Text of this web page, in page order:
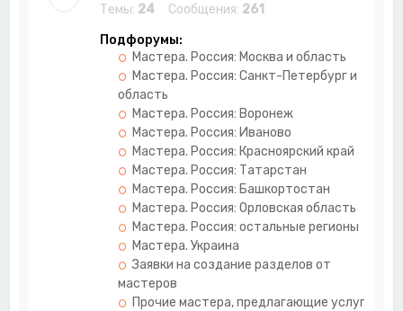
Темы: 24 Сообщения: 261
Подфорумы:
Мастера. Россия: Москва и область
Мастера. Россия: Санкт-Петербург и
область
Мастера. Россия: Воронеж
Мастера. Россия: Иваново
Мастера. Россия: Красноярский край
Мастера. Россия: Татарстан
Мастера. Россия: Башкортостан
Мастера. Россия: Орловская область
Мастера. Россия: остальные регионы
Мастера. Украина
Заявки на создание разделов от
мастеров
Прочие мастера, предлагающие услуги